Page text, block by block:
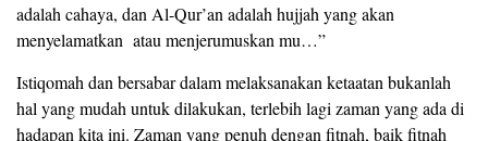
adalah cahaya, dan Al-Qur’an adalah hujjah yang akan
menyelamatkan atau menjerumuskan mu…”
Istiqomah dan bersabar dalam melaksanakan ketaatan bukanlah
hal yang mudah untuk dilakukan, terlebih lagi zaman yang ada di
hadapan kita ini. Zaman yang penuh dengan fitnah, baik fitnah